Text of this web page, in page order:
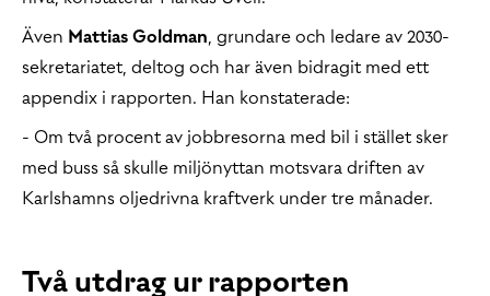
Även Mattias Goldman, grundare och ledare av 2030-
sekretariatet, deltog och har även bidragit med ett
appendix i rapporten. Han konstaterade:
- Om två procent av jobbresorna med bil i stället sker
med buss så skulle miljönyttan motsvara driften av
Karlshamns oljedrivna kraftverk under tre månader.
Två utdrag ur rapporten